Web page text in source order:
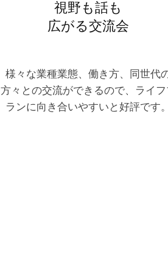
視野も話も
広がる交流会
様々な業種業態、働き方、同世代
方々との交流ができるので、ライ
ランに向き合いやすいと好評です。